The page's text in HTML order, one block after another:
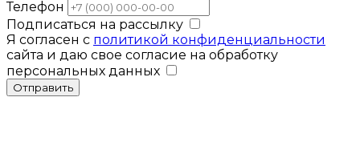
Телефон
Подписаться на рассылку
Я согласен с политикой конфиденциальности
сайта и даю свое согласие на обработку
персональных данных
Отправить